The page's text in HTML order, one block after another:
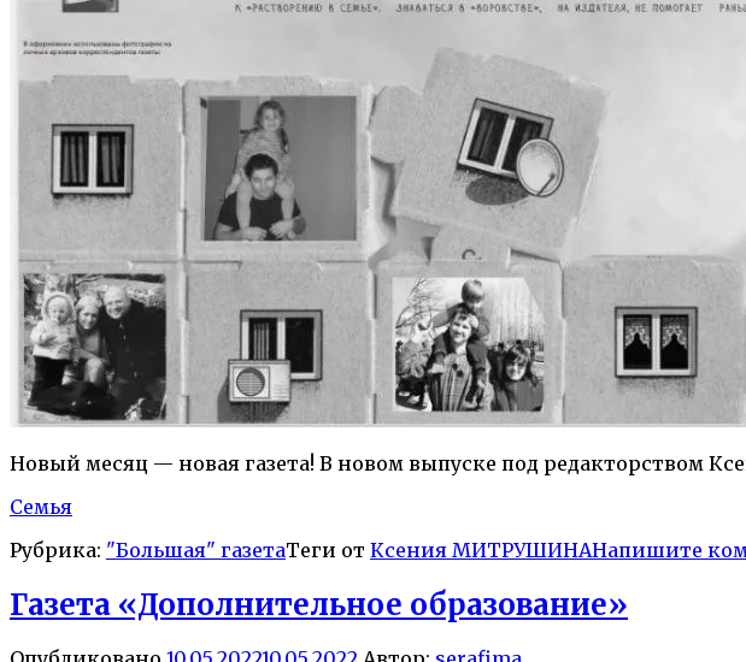
Новый месяц — новая газета! В новом выпуске под редакторством
Семья
Рубрика: "Большая" газетаТеги от Ксения МИТРУШИНАНапишите
Газета «Дополнительное образование»